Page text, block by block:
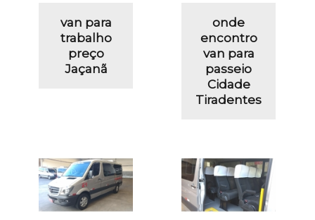
van para
trabalho
preço
Jaçanã
onde
encontro
van para
passeio
Cidade
Tiradentes